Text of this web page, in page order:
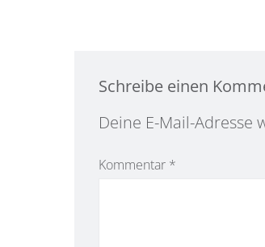
Schreibe einen
Deine E-Mail-
Kommentar *
Alternative: